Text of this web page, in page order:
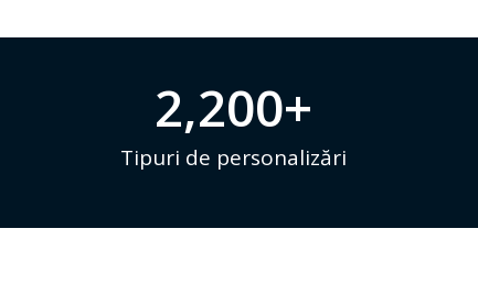
Tipuri de personalizări
2,200+